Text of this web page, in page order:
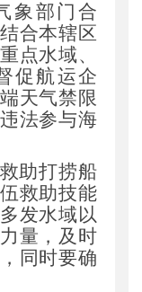
象部门合
结合本辖区
点水域、
促航运企
天气禁限
法参与海
助打捞船
救助技能
发水域以
量 ， 及时
， 同时要确